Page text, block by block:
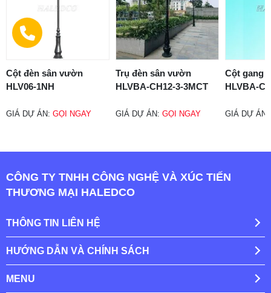
Cột đèn sân vườn
HLV06-1NH
GIÁ DỰ ÁN: GỌI NGAY
Trụ đèn sân vườn
HLVBA-CH12-3-3MCT
GIÁ DỰ ÁN:GỌI NGAY
Cột gang
HLVBA-
GIÁ DỰ
CÔNG TY TNHH CÔNG NGHỆ VÀ XÚC TIẾN
THƯƠNG MẠI HALEDCO
THÔNG TIN LIÊN HỆ
HƯỚNG DẪN VÀ CHÍNH SÁCH
MENU